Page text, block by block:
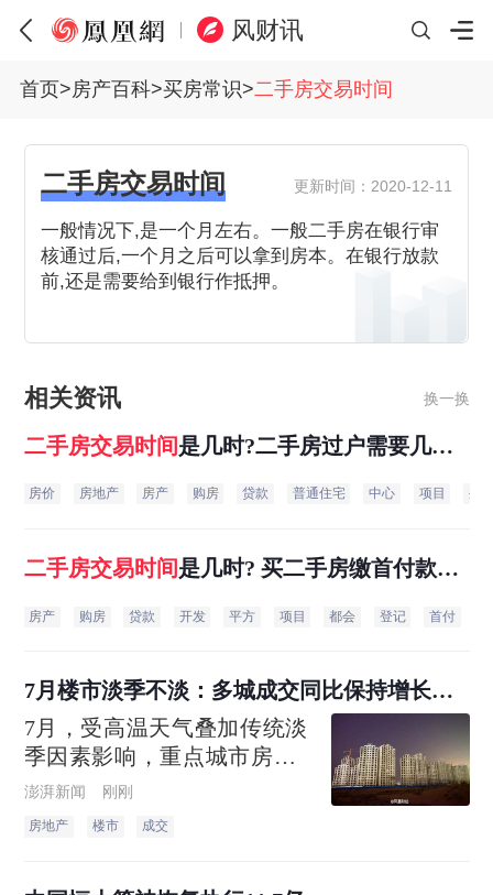
风财讯
首页>房产百科>买房常识>二手房交易时间
二手房交易时间 更新时间：2020-12-11
一般情况下,是一个月左右。一般二手房在银行审
核通过后,一个月之后可以拿到房本。在银行放款
前,还是需要给到银行作抵押。
相关资讯 换一换
二手房交易时间是几时?二手房过户需要几天
房价 房地产 房产 购房 贷款 普通住宅 中心 项目 生
二手房交易时间是几时? 买二手房缴首付款时
房产 购房 贷款 开发 平方 项目 都会 登记 首付
7月楼市淡季不淡：多城成交同比保持增长，
上海豪宅项目开盘日光
7月，受高温天气叠加传统淡
季因素影响，重点城市房地
产成交环比有所走弱，但和
去年同期对比整体仍具备韧
澎湃新闻 刚刚
房地产 楼市 成交